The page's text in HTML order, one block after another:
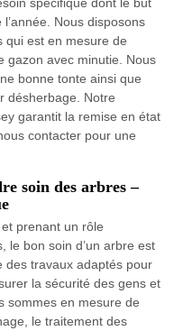
Nous disposons
qui est en mesure de
gazon avec minutie. Nous
bonne tonte ainsi que
désherbage. Notre
garantit la remise en état
contacter pour une
soin des arbres –
prenant un rôle
le bon soin d’un arbre est
des travaux adaptés pour
la sécurité des gens et
sommes en mesure de
le traitement des